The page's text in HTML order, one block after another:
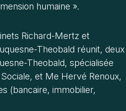
humaine ».
Richard-Mertz et
Theobald réunit, deux
Theobald, spécialisée
et Me Hervé Renoux,
(bancaire, immobilier,